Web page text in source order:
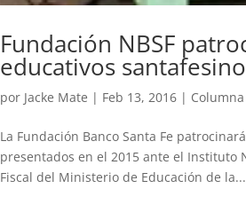
Fundación NBSF
educativos
por Jacke Mate | Feb 13, 2016 |
La Fundación Banco Santa Fe
presentados en el 2015 ante el Instituto
Fiscal del Ministerio de Educación de la...